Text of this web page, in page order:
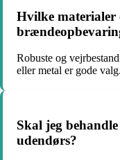
Hvilke materialer
Robuste og
eller metal er gode valg.
Skal jeg
udendørs?